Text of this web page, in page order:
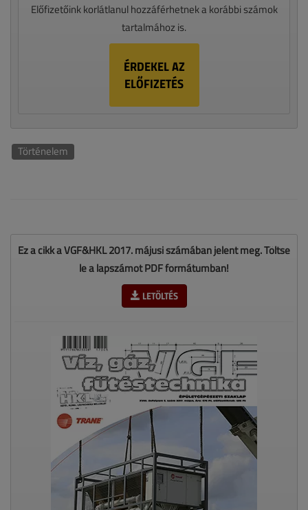
Előfizetőink korlátlanul hozzáférhetnek a korábbi számok
tartalmához is.
ÉRDEKEL AZ
ELŐFIZETÉS
Történelem
Ez a cikk a VGF&HKL 2017. májusi számában jelent meg. Töltse
le a lapszámot PDF formátumban!
LETÖLTÉS